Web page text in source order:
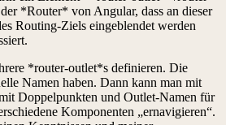
*Router* von Angular, dass an dieser
Routing-Ziels eingeblendet werden
*router-outlet*s definieren. Die
Namen haben. Dann kann man mit
Doppelpunkten und Outlet-Namen für
Komponenten „ernavigieren“.